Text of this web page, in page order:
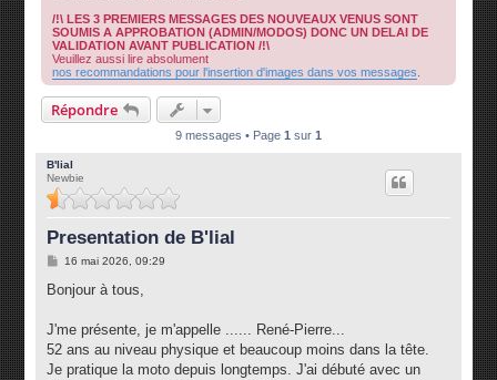
/!\ LES 3 PREMIERS MESSAGES DES NOUVEAUX VENUS SONT
SOUMIS A APPROBATION (ADMIN/MODOS) DONC UN DELAI DE
VALIDATION AVANT PUBLICATION /!\
Veuillez aussi lire absolument
nos recommandations pour l'insertion d'images dans vos messages
Répondre
9 messages • Page 1 sur 1
B'lial
Newbie
Presentation de B'lial
M
s
g
16 mai 2026, 09:29
Bonjour à tous,
J'me présente, je m'appelle ...... René-Pierre...
52 ans au niveau physique et beaucoup moins dans la tête.
Je pratique la moto depuis longtemps. J'ai débuté avec un